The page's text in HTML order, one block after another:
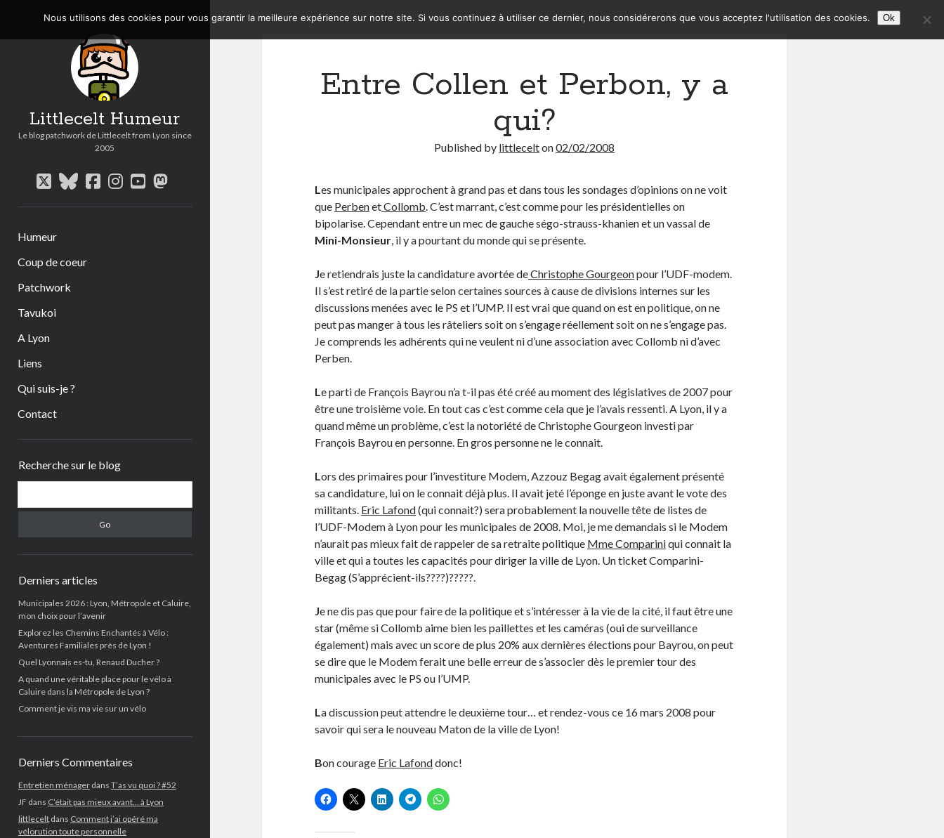
Littlecelt Humeur
Le blog patchwork de Littlecelt from Lyon since
2005
twitterbluesky
facebook
instagram
youtube
mastodon
Humeur
Coup de coeur
Patchwork
Tavukoi
A Lyon
Liens
Qui suis-je ?
Contact
Recherche sur le blog
Derniers articles
Municipales 2026 : Lyon, Métropole et Caluire,
mon choix pour l’avenir
Explorez les Chemins Enchantés à Vélo :
Aventures Familiales près de Lyon !
Quel Lyonnais es-tu, Renaud Ducher ?
A quand une véritable place pour le vélo à
Caluire dans la Métropole de Lyon ?
Comment je vis ma vie sur un vélo
Derniers Commentaires
Entretien ménagerdans T’as vu quoi ? #52
JF dans C’était pas mieux avant… à Lyon
littleceltdans Comment j’ai opéré ma
vélorution toute personnelle
Entre Collen et Perbon, y a
qui?
Published by littlecelton02/02/2008
Les municipales approchent à grand pas et dans tous les sondages d’opinions on ne voit
que PerbenetCollomb. C’est marrant, c’est comme pour les présidentielles on
bipolarise. Cependant entre un mec de gauche ségo-strauss-khanien et un vassal de
Mini-Monsieur, il y a pourtant du monde qui se présente.
Je retiendrais juste la candidature avortée deChristophe Gourgeonpour l’UDF-modem.
Il s’est retiré de la partie selon certaines sources à cause de divisions internes sur les
discussions menées avec le PS et l’UMP. Il est vrai que quand on est en politique, on ne
peut pas manger à tous les râteliers soit on s’engage réellement soit on ne s’engage pas.
Je comprends les adhérents qui ne veulent ni d’une association avec Collomb ni d’avec
Perben.
Le parti de François Bayrou n’a t-il pas été créé au moment des législatives de 2007 pour
être une troisième voie. En tout cas c’est comme cela que je l’avais ressenti. A Lyon, il y a
quand même un problème, c’est la notoriété de Christophe Gourgeon investi par
François Bayrou en personne. En gros personne ne le connait.
Lors des primaires pour l’investiture Modem, Azzouz Begag avait également présenté
sa candidature, lui on le connait déjà plus. Il avait jeté l’éponge en juste avant le vote des
militants. Eric Lafond(qui connait?) sera probablement la nouvelle tête de listes de
l’UDF-Modem à Lyon pour les municipales de 2008. Moi, je me demandais si le Modem
n’aurait pas mieux fait de rappeler de sa retraite politique Mme Compariniqui connait la
ville et qui a toutes les capacités pour diriger la ville de Lyon. Un ticket Comparini-
Begag (S’apprécient-ils????)?????.
Je ne dis pas que pour faire de la politique et s’intéresser à la vie de la cité, il faut être une
star (même si Collomb aime bien les paillettes et les caméras (oui de surveillance
également) mais avec un score de plus 20% aux dernières élections pour Bayrou, on peut
se dire que le Modem ferait une belle erreur de s’associer dès le premier tour des
municipales avec le PS ou l’UMP.
La discussion peut attendre le deuxième tour… et rendez-vous ce 16 mars 2008 pour
savoir qui sera le nouveau Maton de la ville de Lyon!
Bon courage Eric Lafonddonc!
Nous utilisons des cookies pour vous garantir la meilleure expérience sur notre site. Si vous continuez à utiliser ce dernier, nous considérerons que vous acceptez l'utilisation des cookies. Ok